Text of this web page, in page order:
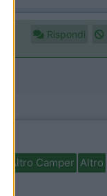
Rispondi
Altro Camper Altro